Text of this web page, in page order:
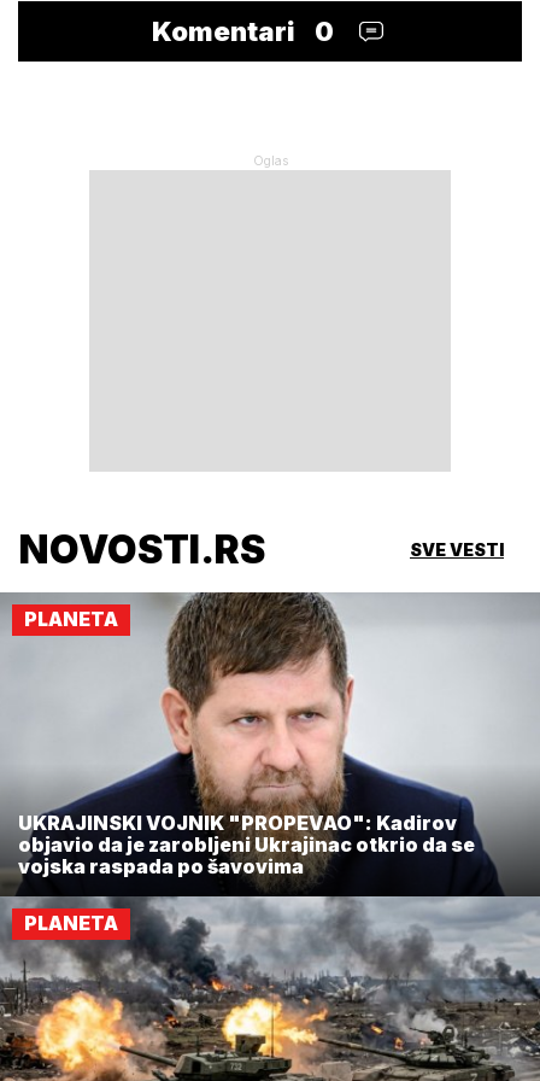
Komentari 0
NOVOSTI.RS SVE VESTI
PLANETA
UKRAJINSKI VOJNIK "PROPEVAO": Kadirov
objavio da je zarobljeni Ukrajinac otkrio da se
vojska raspada po šavovima
PLANETA